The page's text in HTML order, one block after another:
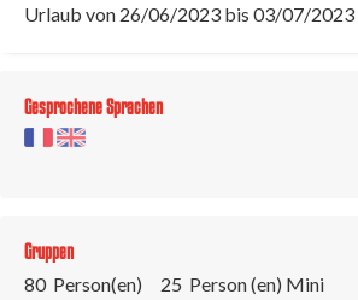
Urlaub von 26/06/2023 bis 03/07/2023
Gesprochene Sprachen
Gruppen
80 Person(en)
25 Person (en) Mini